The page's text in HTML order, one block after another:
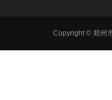
Copyright © 郑州